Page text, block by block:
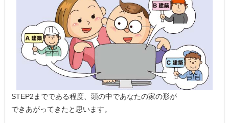
STEP2までである程度、頭の中であなたの家の形が
できあがってきたと思います。